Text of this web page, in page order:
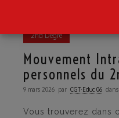
2nd Degré
Mouvement
personnels du
9 mars 2026 par CGT·Educ 06 dans
Vous trouverez dans